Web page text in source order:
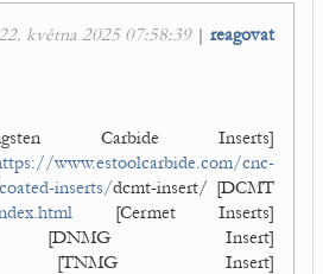
května 2025 07:58:39| reagovat
Carbide Inserts]
www.estoolcarbide.com/cnc-
inserts/dcmt-insert/ [DCMT
[Cermet Inserts]
[DNMG Insert]
Insert]